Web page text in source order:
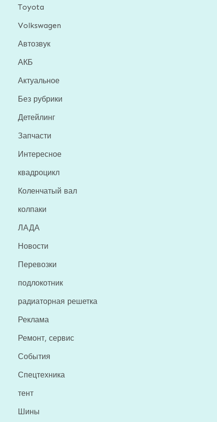
Toyota
Volkswagen
Автозвук
АКБ
Актуальное
Без рубрики
Детейлинг
Запчасти
Интересное
квадроцикл
Коленчатый вал
колпаки
ЛАДА
Новости
Перевозки
подлокотник
радиаторная решетка
Реклама
Ремонт, сервис
События
Спецтехника
тент
Шины